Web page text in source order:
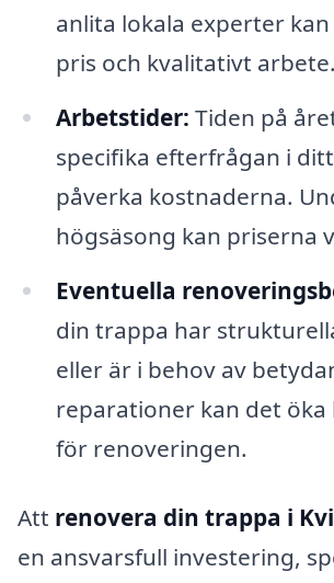
anlita lokala experter
pris och kvalitativt arbete.
Arbetstider: Tiden på
specifika efterfrågan i
påverka kostnaderna.
högsäsong kan priserna
Eventuella
din trappa har
eller är i behov av
reparationer kan det öka
för renoveringen.
Att renovera din trappa i
en ansvarsfull investering,